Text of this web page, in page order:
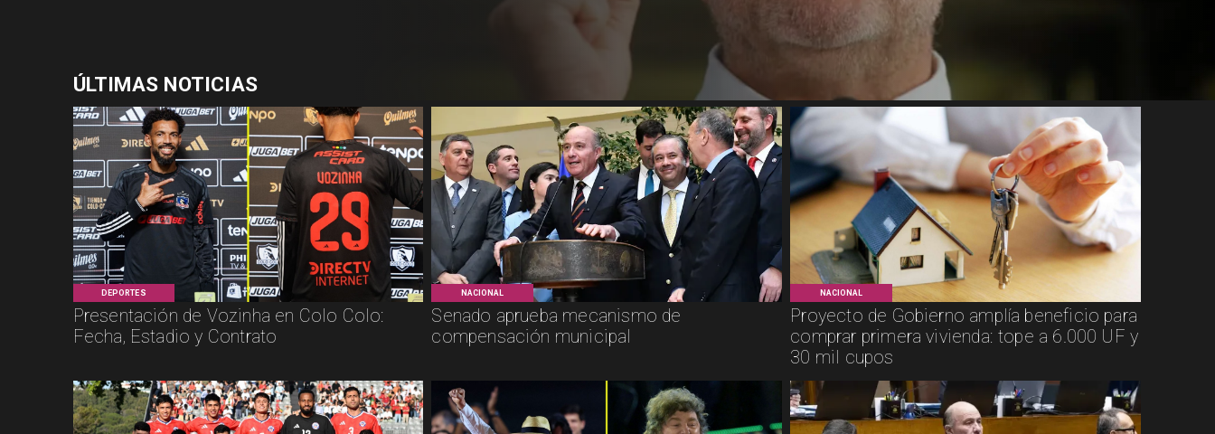
DEPORTES
Presentación de Vozinha en Colo Colo:
Fecha, Estadio y Contrato
NACIONAL
Senado aprueba mecanismo de
compensación municipal
NACIONAL
Proyecto de Gobierno amplía beneficio para
comprar primera vivienda: tope a 6.000 UF y
30 mil cupos
ÚLTIMAS NOTICIAS